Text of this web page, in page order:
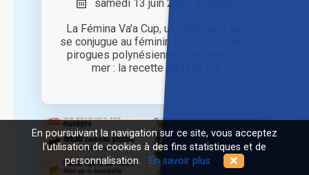
samedi 13 juin 2026 à 09h00
La Fémina Va'a Cup, un week-end qui
se conjugue au féminin ! Des filles, des
pirogues polynésiennes (les va'a), la
mer : la recette parfaite [...]
En poursuivant la navigation sur ce site, vous acceptez
l'utilisation de cookies à des fins statistiques et de
personnalisation. En savoir plus